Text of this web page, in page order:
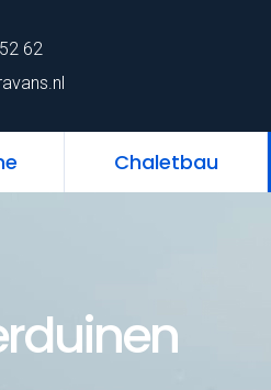
62
Chaletbau
home